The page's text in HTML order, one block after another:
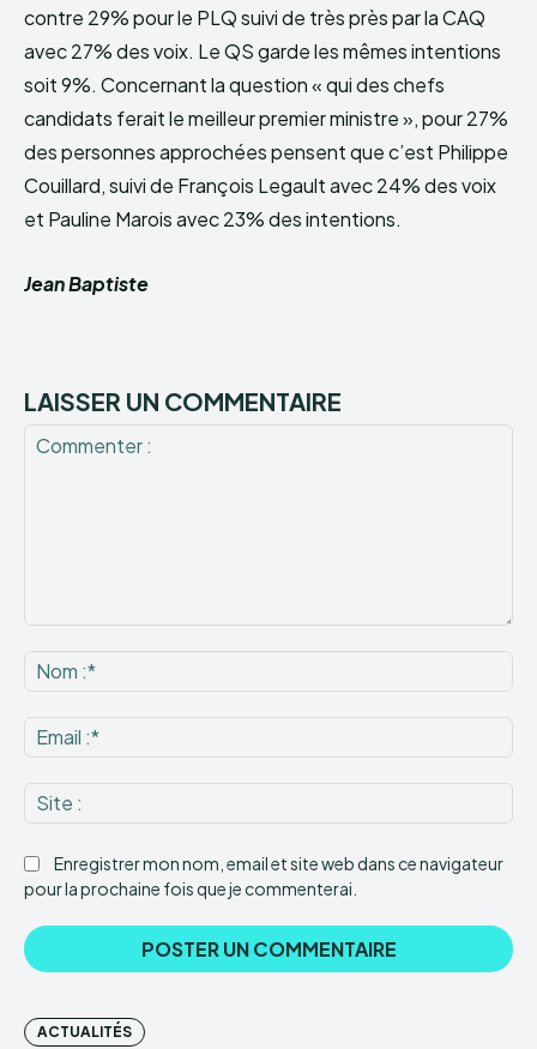
contre 29% pour le PLQ suivi de très près par la CAQ
avec 27% des voix. Le QS garde les mêmes intentions
soit 9%. Concernant la question « qui des chefs
candidats ferait le meilleur premier ministre », pour 27%
des personnes approchées pensent que c’est Philippe
Couillard, suivi de François Legault avec 24% des voix
et Pauline Marois avec 23% des intentions.
Jean Baptiste
LAISSER UN COMMENTAIRE
:*
:*
:
Enregistrer mon nom, email et site web dans ce navigateur
pour la prochaine fois que je commenterai.
ACTUALITÉS